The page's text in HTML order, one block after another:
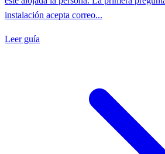
instalación acepta correo...
Leer guía